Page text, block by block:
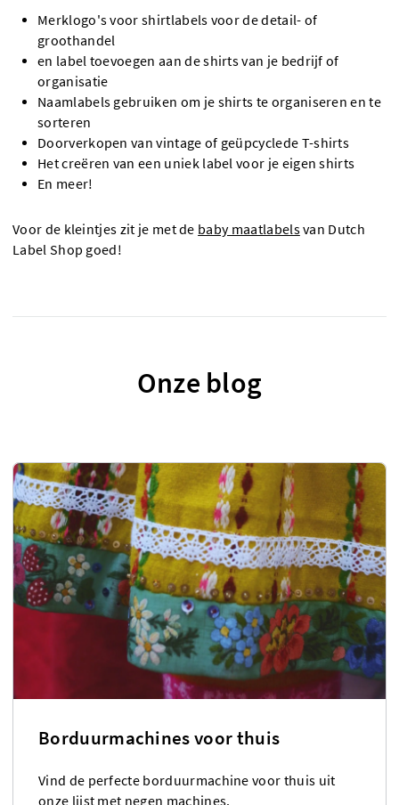
Merklogo's voor shirtlabels voor de detail- of
groothandel
en label toevoegen aan de shirts van je bedrijf of
organisatie
Naamlabels gebruiken om je shirts te organiseren en te
sorteren
Doorverkopen van vintage of geüpcyclede T-shirts
Het creëren van een uniek label voor je eigen shirts
En meer!
Voor de kleintjes zit je met de baby maatlabelsvan Dutch
Label Shop goed!
Onze blog
Borduurmachines voor thuis
Vind de perfecte borduurmachine voor thuis uit
onze lijst met negen machines.